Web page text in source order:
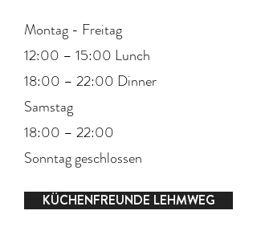
Montag - Freitag
12:00 – 15:00 Lunch
18:00 – 22:00 Dinner
Samstag
18:00 – 22:00
Sonntag geschlossen
KÜCHENFREUNDE LEHMWEG